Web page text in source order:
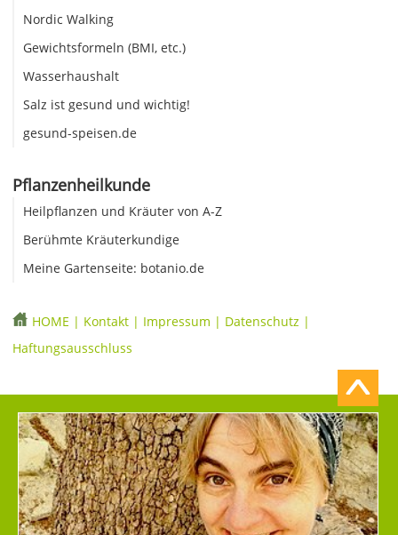
Nordic Walking
Gewichtsformeln (BMI, etc.)
Wasserhaushalt
Salz ist gesund und wichtig!
gesund-speisen.de
Pflanzenheilkunde
Heilpflanzen und Kräuter von A-Z
Berühmte Kräuterkundige
Meine Gartenseite: botanio.de
HOME | Kontakt | Impressum | Datenschutz |
Haftungsausschluss